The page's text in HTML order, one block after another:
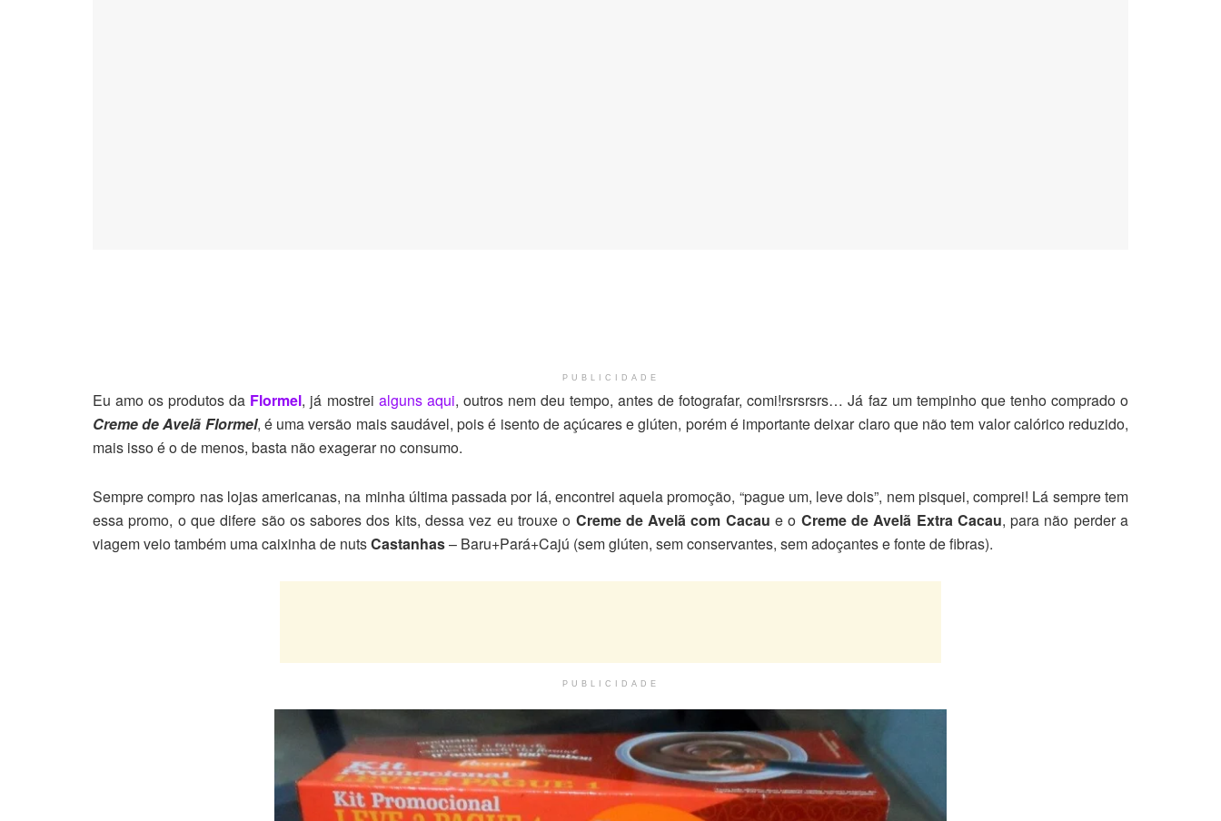
PUBLICIDADE
Eu amo os produtos da Flormel, já mostrei alguns aqui, outros nem deu tempo, antes de fotografar, comi!rsrsrsrs… Já faz um tempinho que tenho comprado o
Creme de Avelã Flormel, é uma versão mais saudável, pois é isento de açúcares e glúten, porém é importante deixar claro que não tem valor calórico reduzido,
mais isso é o de menos, basta não exagerar no consumo.
Sempre compro nas lojas americanas, na minha última passada por lá, encontrei aquela promoção, “pague um, leve dois”, nem pisquei, comprei! Lá sempre tem
essa promo, o que difere são os sabores dos kits, dessa vez eu trouxe o Creme de Avelã com Cacau e o Creme de Avelã Extra Cacau, para não perder a
viagem veio também uma caixinha de nutsCastanhas– Baru+Pará+Cajú (sem glúten, sem conservantes, sem adoçantes e fonte de fibras).
PUBLICIDADE